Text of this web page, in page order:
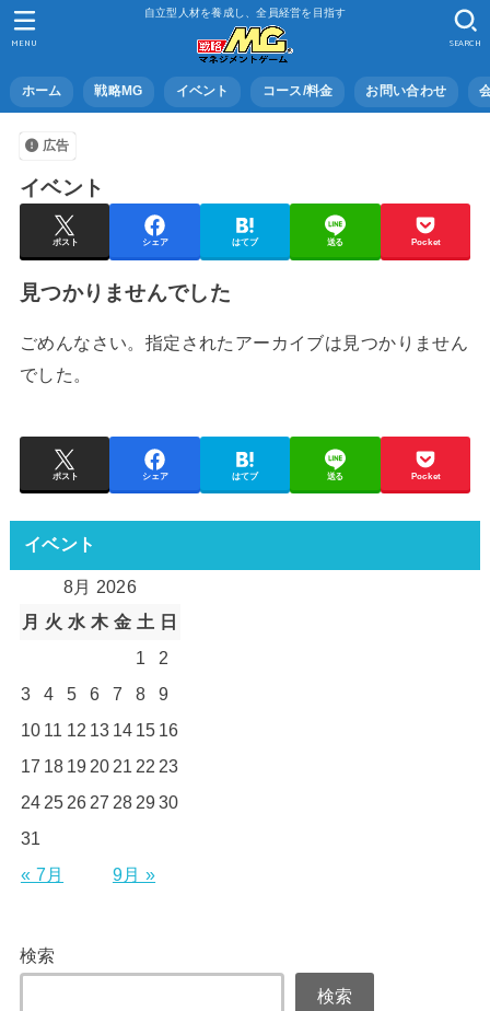
自立型人材を養成し、全員経営を目指す
ホーム 戦略MG イベント コース/料金 お問い合わせ
SEARCH
MENU
広告
イベント
ポスト シェア はてブ 送る Pocket
見つかりませんでした
ごめんなさい。指定されたアーカイブは見つかりません
でした。
ポスト シェア はてブ 送る Pocket
イベント
8月 2026
月 火 水 木 金 土 日
1
2
3
4 5 6 7 8
9
10 11 12 13 14 15 16
17 18 19 20 21 22 23
24 25 26 27 28 2930
31
« 7月
9月 »
検索
検索